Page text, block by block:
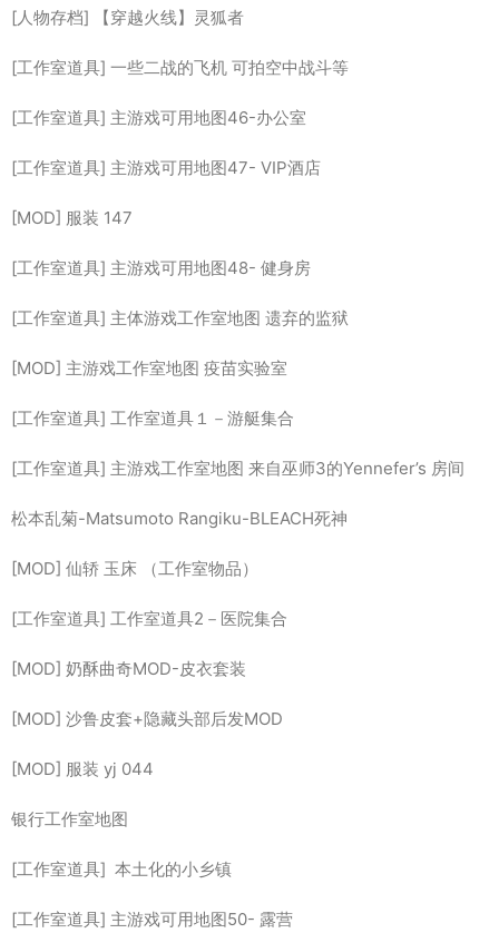
[人物存档] 【穿越火线】灵狐者
[工作室道具] 一些二战的飞机 可拍空中战斗等
[工作室道具] 主游戏可用地图46-办公室
[工作室道具] 主游戏可用地图47- VIP酒店
[MOD] 服装 147
[工作室道具] 主游戏可用地图48- 健身房
[工作室道具] 主体游戏工作室地图 遗弃的监狱
[MOD] 主游戏工作室地图 疫苗实验室
[工作室道具] 工作室道具１－游艇集合
[工作室道具] 主游戏工作室地图 来自巫师3的Yennefer’s 房间
松本乱菊-Matsumoto Rangiku-BLEACH死神
[MOD] 仙轿 玉床 （工作室物品）
[工作室道具] 工作室道具2－医院集合
[MOD] 奶酥曲奇MOD-皮衣套装
[MOD] 沙鲁皮套+隐藏头部后发MOD
[MOD] 服装 yj 044
银行工作室地图
[工作室道具] 本土化的小乡镇
[工作室道具] 主游戏可用地图50- 露营